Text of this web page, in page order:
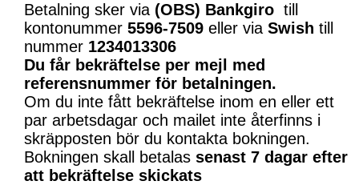
Betalning sker via (OBS) Bankgiro till
kontonummer 5596-7509 eller via Swish till
nummer 1234013306
Du får bekräftelse per mejl med
referensnummer för betalningen.
Om du inte fått bekräftelse inom en eller ett
par arbetsdagar och mailet inte återfinns i
skräpposten bör du kontakta bokningen.
Bokningen skall betalas senast 7 dagar efter
att bekräftelse skickats